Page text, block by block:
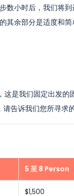
数小时后，我们将
其余部分是适度和
是我们固定出发
告诉我们您所寻求
5 至 8 Person
$1,500